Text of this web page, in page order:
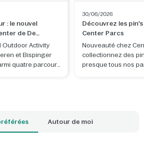
: le nouvel
de De
Heide est
Outdoor Activity
et Bispinger
quatre parcours
30/06/2026
Découvrez les
Center Parcs
Nouveauté chez
collectionnez des
presque tous nos
Autour de moi